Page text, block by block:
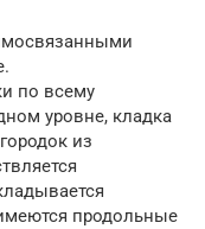
по всему
уровне, кладка
из
продольные